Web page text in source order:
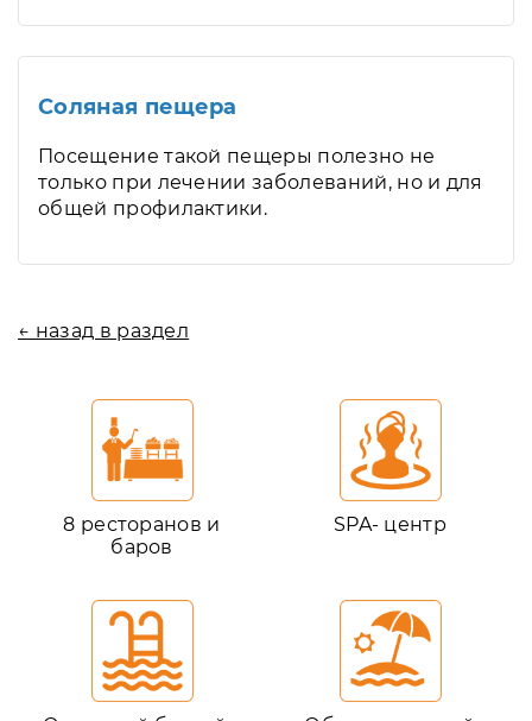
Соляная пещера
Посещение такой пещеры полезно не
только при лечении заболеваний, но и для
общей профилактики.
← назад в раздел
8 ресторанов и
баров
SPA- центр